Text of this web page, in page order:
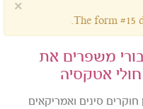
×
The form #15
משפרים את
אטקסיה
סינים ואמריקאים